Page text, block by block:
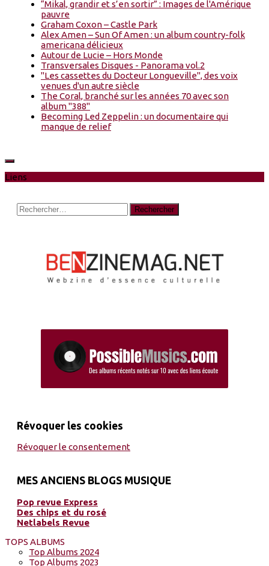
“Mikal, grandir et s’en sortir” : Images de l'Amérique
pauvre
Graham Coxon – Castle Park
Alex Amen – Sun Of Amen : un album country-folk
americana délicieux
Autour de Lucie – Hors Monde
Transversales Disques - Panorama vol.2
"Les cassettes du Docteur Longueville", des voix
venues d'un autre siècle
The Coral, branché sur les années 70 avec son
album "388"
Becoming Led Zeppelin : un documentaire qui
manque de relief
Liens
Rechercher :
Révoquer les cookies
Révoquer le consentement
MES ANCIENS BLOGS MUSIQUE
Pop revue Express
Des chips et du rosé
Netlabels Revue
TOPS ALBUMS
Top Albums 2024
Top Albums 2023